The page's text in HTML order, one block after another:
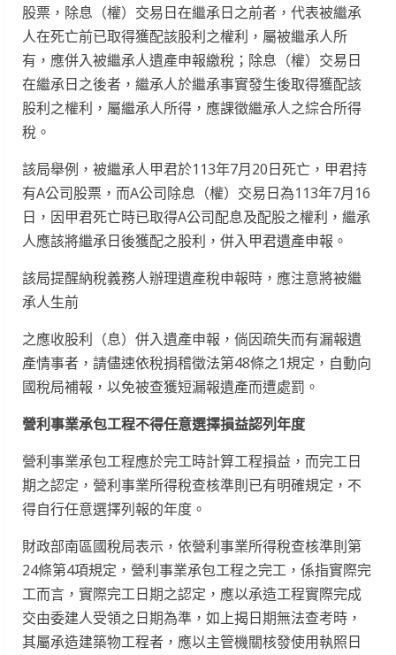
股票，除息（權）交易日在繼承日之前者，代表被繼承
人在死亡前已取得獲配該股利之權利，屬被繼承人所
有，應併入被繼承人遺產申報繳稅；除息（權）交易日
在繼承日之後者，繼承人於繼承事實發生後取得獲配該
股利之權利，屬繼承人所得，應課徵繼承人之綜合所得
稅。
該局舉例，被繼承人甲君於113年7月20日死亡，甲君持
有A公司股票，而A公司除息（權）交易日為113年7月16
日，因甲君死亡時已取得A公司配息及配股之權利，繼承
人應該將繼承日後獲配之股利，併入甲君遺產申報。
該局提醒納稅義務人辦理遺產稅申報時，應注意將被繼
承人生前
之應收股利（息）併入遺產申報，倘因疏失而有漏報遺
產情事者，請儘速依稅捐稽徵法第48條之1規定，自動向
國稅局補報，以免被查獲短漏報遺產而遭處罰。
營利事業承包工程不得任意選擇損益認列年度
營利事業承包工程應於完工時計算工程損益，而完工日
期之認定，營利事業所得稅查核準則已有明確規定，不
得自行任意選擇列報的年度。
財政部南區國稅局表示，依營利事業所得稅查核準則第
24條第4項規定，營利事業承包工程之完工，係指實際完
工而言，實際完工日期之認定，應以承造工程實際完成
交由委建人受領之日期為準，如上揭日期無法查考時，
其屬承造建築物工程者，應以主管機關核發使用執照日